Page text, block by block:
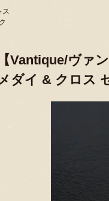
ス
【Vantique/ヴァ
ダイ & クロス